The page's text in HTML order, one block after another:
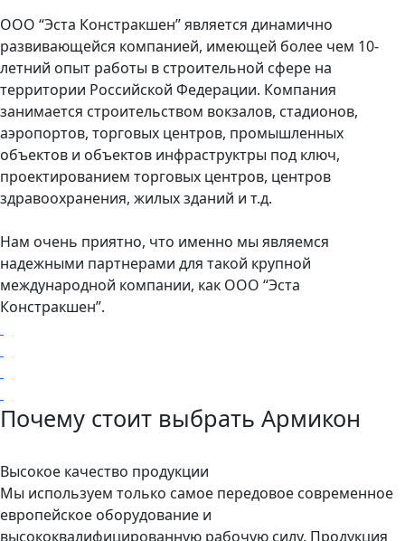
ООО “Эста Констракшен” является динамично
развивающейся компанией, имеющей более чем 10-
летний опыт работы в строительной сфере на
территории Российской Федерации. Компания
занимается строительством вокзалов, стадионов,
аэропортов, торговых центров, промышленных
объектов и объектов инфраструктры под ключ,
проектированием торговых центров, центров
здравоохранения, жилых зданий и т.д.
Нам очень приятно, что именно мы являемся
надежными партнерами для такой крупной
международной компании, как ООО “Эста
Констракшен”.
Почему стоит выбрать Армикон
Высокое качество продукции
Мы используем только самое передовое современное
европейское оборудование и
высококвалифицированную рабочую силу. Продукция